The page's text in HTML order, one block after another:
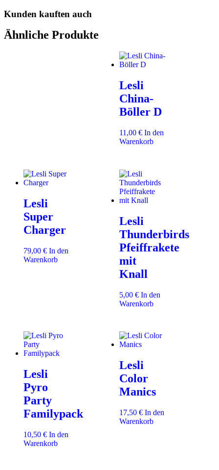
Kunden kauften auch
Ähnliche Produkte
Lesli
China-
Böller D
11,00 € In den
Warenkorb
Lesli
Super
Charger
79,00 € In den
Warenkorb
Lesli
Thunderbirds
Pfeiffrakete
mit
Knall
5,00 € In den
Warenkorb
Lesli
Pyro
Party
Familypack
10,50 € In den
Warenkorb
Lesli
Color
Manics
17,50 € In den
Warenkorb